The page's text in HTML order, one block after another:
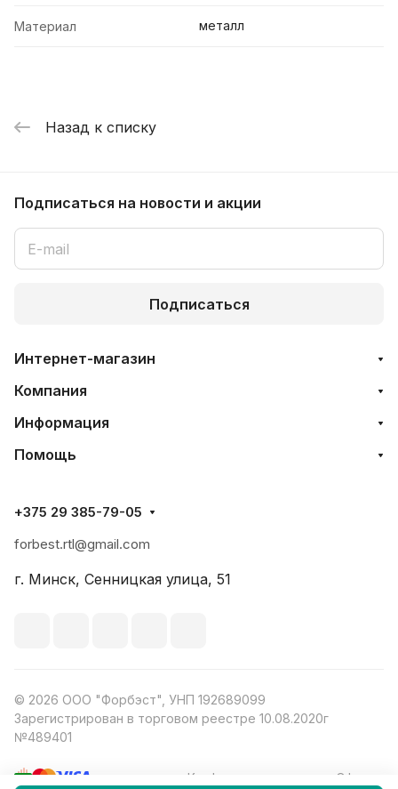
Материал металл
Назад к списку
Подписаться на новости и акции
Подписаться
Интернет-магазин
Компания
Информация
Помощь
+375 29 385-79-05
forbest.rtl@gmail.com
г. Минск, Сенницкая улица, 51
© 2026 ООО "Форбэст", УНП 192689099
Зарегистрирован в торговом реестре 10.08.2020г
№489401
Конфиденциальность Оферта